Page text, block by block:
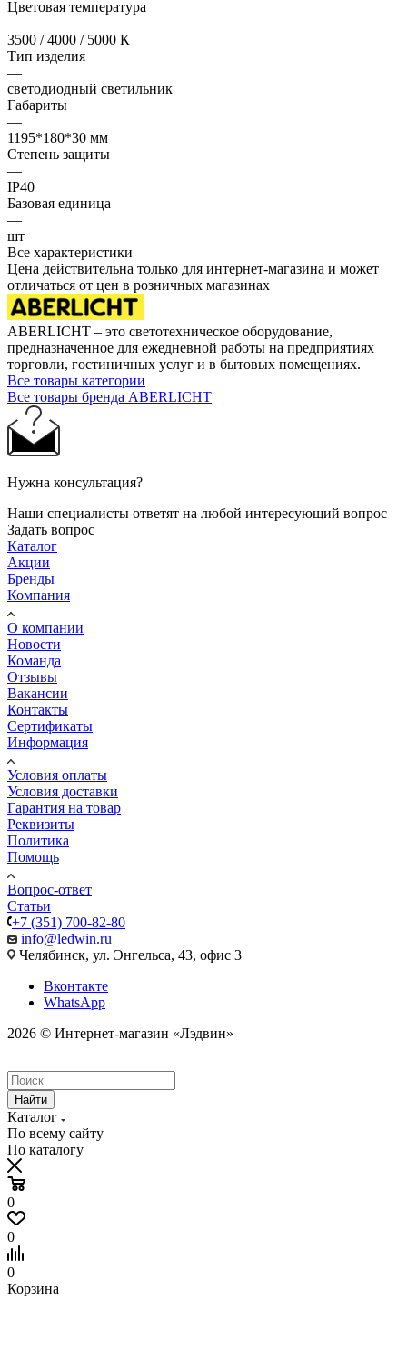
Цветовая температура
—
3500 / 4000 / 5000 К
Тип изделия
—
светодиодный светильник
Габариты
—
1195*180*30 мм
Степень защиты
—
IP40
Базовая единица
—
шт
Все характеристики
Цена действительна только для интернет-магазина и может
отличаться от цен в розничных магазинах
ABERLICHT – это светотехническое оборудование,
предназначенное для ежедневной работы на предприятиях
торговли, гостиничных услуг и в бытовых помещениях.
Все товары категории
Все товары бренда ABERLICHT
Нужна консультация?
Наши специалисты ответят на любой интересующий вопрос
Задать вопрос
Каталог
Акции
Бренды
Компания
О компании
Новости
Команда
Отзывы
Вакансии
Контакты
Сертификаты
Информация
Условия оплаты
Условия доставки
Гарантия на товар
Реквизиты
Политика
Помощь
Вопрос-ответ
Статьи
+7 (351) 700-82-80
info@ledwin.ru
Челябинск, ул. Энгельса, 43, офис 3
Вконтакте
WhatsApp
2026 © Интернет-магазин «Лэдвин»
Найти
Каталог
По всему сайту
По каталогу
0
0
0
Корзина